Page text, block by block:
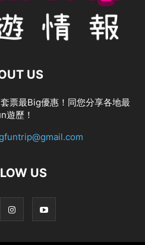
US
票最Big優惠！同您分享各地最
遊歷！
US